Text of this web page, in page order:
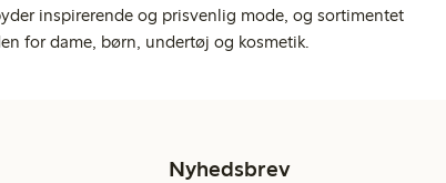
inspirerende og prisvenlig mode, og sortimentet
for dame, børn, undertøj og kosmetik.
Nyhedsbrev